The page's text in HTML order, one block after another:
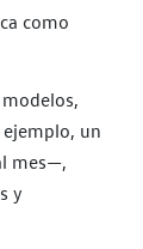
como
un
mes—,
y